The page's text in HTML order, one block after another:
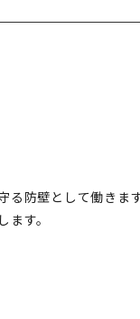
る防壁として働きま
す。